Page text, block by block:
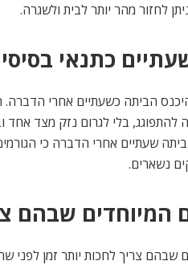
לחזור מהר יותר לבית ולשגרה.
כתנאי בסיסי
הביתה כשעתיים אחרי
בלי לגרום נזק מצד אחד
שעתיים אחרי הדברה כי
נשארים.
שבהם
שבהם צריך לחכות יותר זמן לפני